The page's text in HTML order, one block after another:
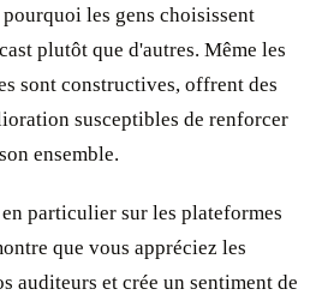
les gens choisissent
plutôt que d'autres. Même les
sont constructives, offrent des
susceptibles de renforcer
ensemble.
particulier sur les plateformes
que vous appréciez les
auditeurs et crée un sentiment de